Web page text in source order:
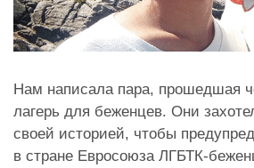
Нам написала пара, прошедшая
лагерь для беженцев. Они
своей историей, чтобы
в стране Евросоюза ЛГБТК-